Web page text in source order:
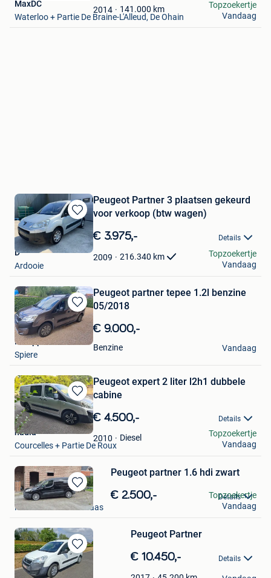
Favorieten2014 141.000 km
MaxDC
Waterloo + Partie De Braine-L'Alleud, De Ohain
Topzoekertje
Vandaag
Bewaren
in
Mijn
Favorieten
Peugeot Partner 3 plaatsen gekeurd
voor verkoop (btw wagen)
€ 3.975,- Details
2009 216.340 km
D
Ardooie
Topzoekertje
Vandaag
Bewaren
in
Mijn
Favorieten
Peugeot partner tepee 1.2l benzine
05/2018
€ 9.000,-
Benzine
Philippe
Spiere
Vandaag
Bewaren
in
Mijn
Favorieten
Peugeot expert 2 liter l2h1 dubbele
cabine
€ 4.500,- Details
2010 Diesel
nadia
Courcelles + Partie De Roux
Topzoekertje
Vandaag
Bewaren
in
Favorieten
Peugeot partner 1.6 hdi zwart
€ 2.500,- Details
Vanbrabant andy
Mechelen-Aan-De-Maas
Topzoekertje
Vandaag
Bewaren
in
Peugeot Partner
€ 10.450,- Details
Chantal